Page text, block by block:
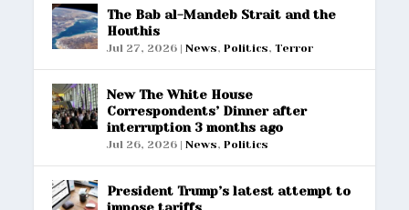
The Bab al-Mandeb Strait and the
Houthis
Jul 27, 2026 |News,Politics,Terror
New The White House
Correspondents’ Dinner after
interruption 3 months ago
Jul 26, 2026 |News,Politics
President Trump’s latest attempt to
impose tariffs